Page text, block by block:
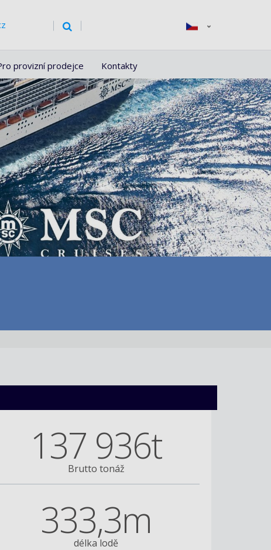
provizní prodejce Kontakty
137 936t
Brutto tonáž
333,3m
délka lodě